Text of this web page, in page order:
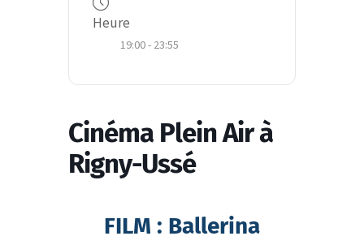
Heure
19:00 - 23:55
Cinéma Plein Air à
Rigny-Ussé
FILM : Ballerina